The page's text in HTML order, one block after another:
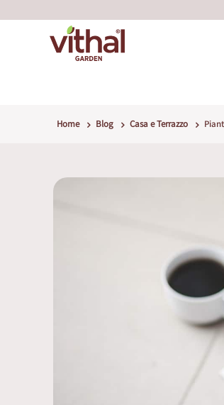
Home Blog Casa e Terrazzo